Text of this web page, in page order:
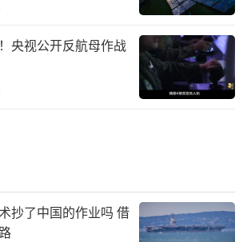
央视公开反航母作战
抄了中国的作业吗 借